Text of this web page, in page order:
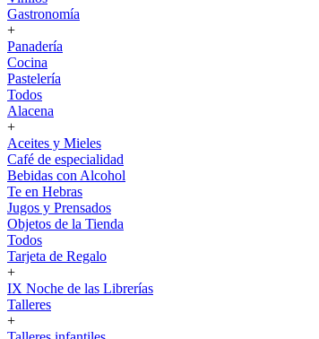
Gastronomía
+
Panadería
Cocina
Pastelería
Todos
Alacena
+
Aceites y Mieles
Café de especialidad
Bebidas con Alcohol
Te en Hebras
Jugos y Prensados
Objetos de la Tienda
Todos
Tarjeta de Regalo
+
IX Noche de las Librerías
Talleres
+